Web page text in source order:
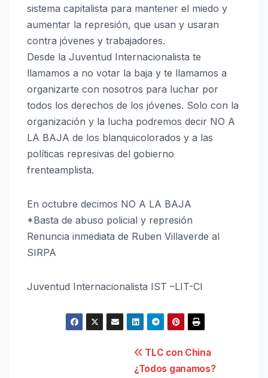
sistema capitalista para mantener el miedo y
aumentar la represión, que usan y usaran
contra jóvenes y trabajadores.
Desde la Juventud Internacionalista te
llamamos a no votar la baja y te llamamos a
organizarte con nosotros para luchar por
todos los derechos de los jóvenes. Solo con la
organización y la lucha podremos decir NO A
LA BAJA de los blanquicolorados y a las
políticas represivas del gobierno
frenteamplista.
En octubre decimos NO A LA BAJA
*Basta de abuso policial y represión
Renuncia inmediata de Ruben Villaverde al
SIRPA
Juventud Internacionalista IST –LIT-CI
TLC con China
¿Todos ganamos?